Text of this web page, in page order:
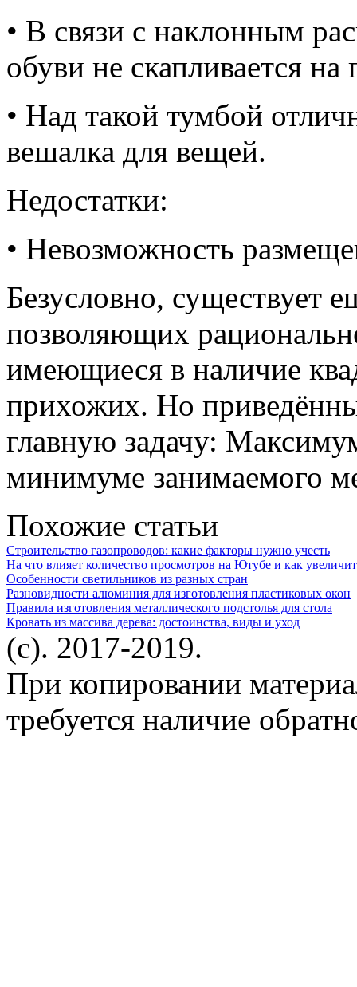
• В связи с наклонным
обуви не скапливается на
• Над такой тумбой
вешалка для вещей.
Недостатки:
• Невозможность
Безусловно, существует
позволяющих
имеющиеся в наличие
прихожих. Но
главную задачу:
минимуме занимаемого
Похожие статьи
Строительство газопроводов: какие факторы нужно учесть
На что влияет количество просмотров на Ютубе и как
Особенности светильников из разных стран
Разновидности алюминия для изготовления пластиковых окон
Правила изготовления металлического подстолья для стола
Кровать из массива дерева: достоинства, виды и уход
(c). 2017-2019.
При копировании
требуется наличие